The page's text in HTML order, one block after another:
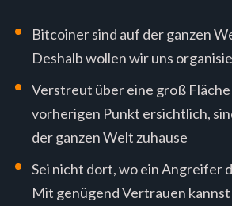
Bitcoiner sind auf der ganzen
Deshalb wollen wir uns
Verstreut über eine groß Fläche
vorherigen Punkt ersichtlich,
der ganzen Welt zuhause
Sei nicht dort, wo ein Angreifer
Mit genügend Vertrauen